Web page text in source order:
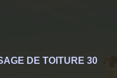
DE TOITURE 30